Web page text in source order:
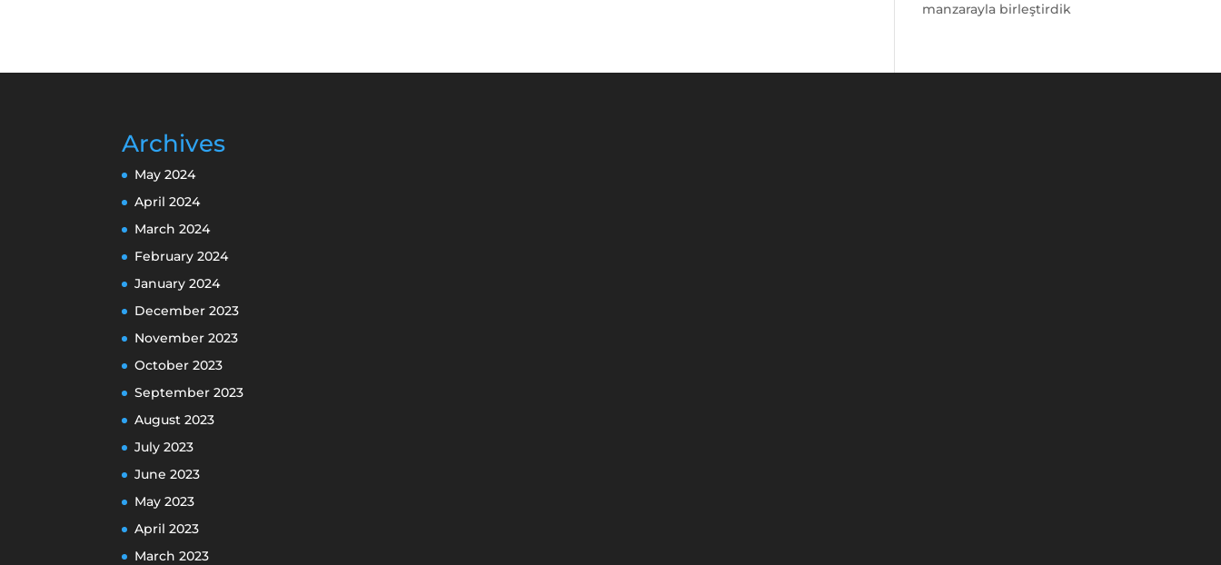
manzarayla birleştirdik
Archives
May 2024
April 2024
March 2024
February 2024
January 2024
December 2023
November 2023
October 2023
September 2023
August 2023
July 2023
June 2023
May 2023
April 2023
March 2023